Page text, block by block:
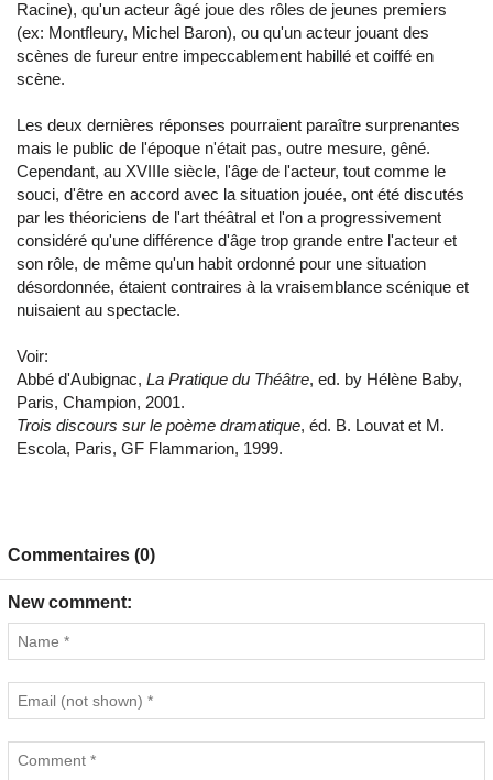
Racine), qu'un acteur âgé joue des rôles de jeunes premiers
(ex: Montfleury, Michel Baron), ou qu'un acteur jouant des
scènes de fureur entre impeccablement habillé et coiffé en
scène.
Les deux dernières réponses pourraient paraître surprenantes
mais le public de l'époque n'était pas, outre mesure, gêné.
Cependant, au XVIIIe siècle, l'âge de l'acteur, tout comme le
souci, d'être en accord avec la situation jouée, ont été discutés
par les théoriciens de l'art théâtral et l'on a progressivement
considéré qu'une différence d'âge trop grande entre l'acteur et
son rôle, de même qu'un habit ordonné pour une situation
désordonnée, étaient contraires à la vraisemblance scénique et
nuisaient au spectacle.
Voir:
Abbé d'Aubignac, La Pratique du Théâtre, ed. by Hélène Baby,
Paris, Champion, 2001.
Trois discours sur le poème dramatique, éd. B. Louvat et M.
Escola, Paris, GF Flammarion, 1999.
Commentaires (0)
New comment: